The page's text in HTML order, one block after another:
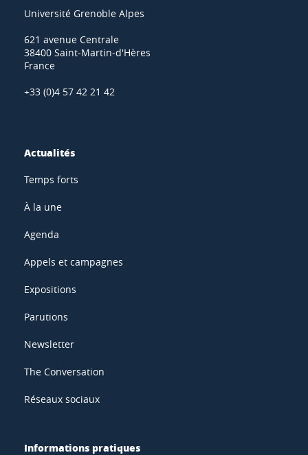
Université Grenoble Alpes
621 avenue Centrale
38400 Saint-Martin-d'Hères
France
+33 (0)4 57 42 21 42
Actualités
Temps forts
À la une
Agenda
Appels et campagnes
Expositions
Parutions
Newsletter
The Conversation
Réseaux sociaux
Informations pratiques